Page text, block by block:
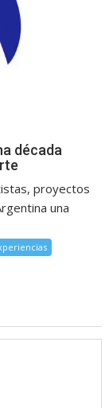
década
proyectos
una